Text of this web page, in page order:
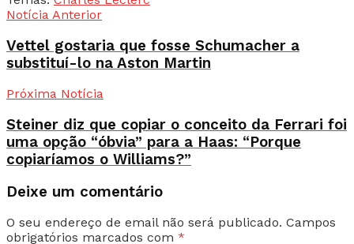
Notícia Anterior
Vettel gostaria que fosse Schumacher a
substituí-lo na Aston Martin
Próxima Notícia
Steiner diz que copiar o conceito da Ferrari foi
uma opção “óbvia” para a Haas: “Porque
copiaríamos o Williams?”
Deixe um comentário
O seu endereço de email não será publicado. Campos
obrigatórios marcados com *